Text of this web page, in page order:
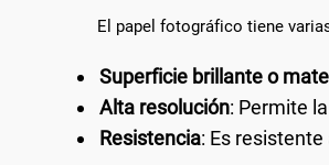
El papel fotográfico tiene
Superficie brillante o mate
Alta resolución: Permite
Resistencia: Es